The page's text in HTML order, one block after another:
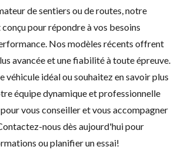
de sentiers ou de routes, notre
pour répondre à vos besoins
Nos modèles récents offrent
avancée et une fiabilité à toute épreuve.
véhicule idéal ou souhaitez en savoir plus
équipe dynamique et professionnelle
vous conseiller et vous accompagner
nous dès aujourd'hui pour
ou planifier un essai!